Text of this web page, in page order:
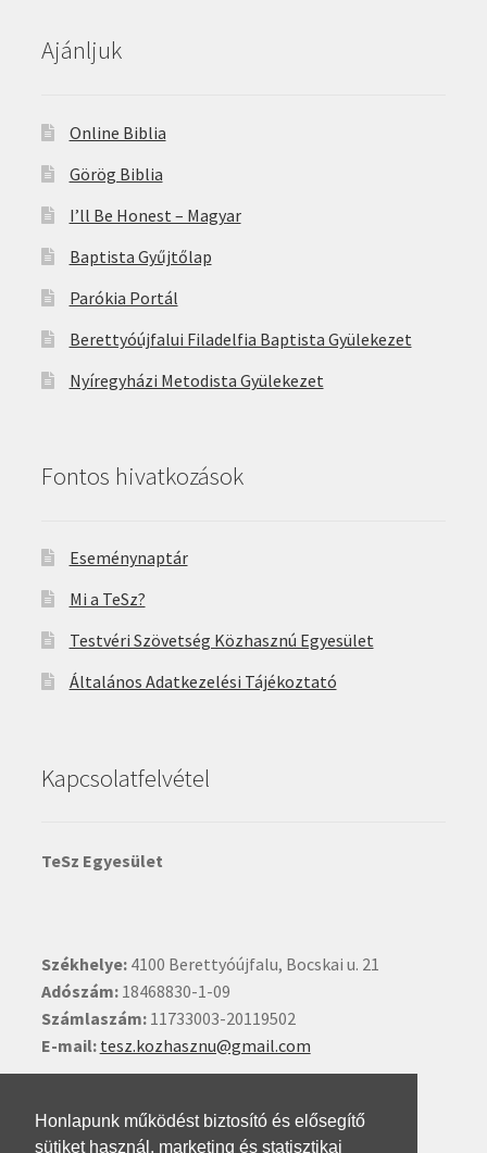
Honlapunk működést biztosító és elősegítő
sütiket használ, marketing és statisztikai
Ajánljuk
Online Biblia
Görög Biblia
I’ll Be Honest – Magyar
Baptista Gyűjtőlap
Parókia Portál
Berettyóújfalui Filadelfia Baptista Gyülekezet
Nyíregyházi Metodista Gyülekezet
Fontos hivatkozások
Eseménynaptár
Mi a TeSz?
Testvéri Szövetség Közhasznú Egyesület
Általános Adatkezelési Tájékoztató
Kapcsolatfelvétel
TeSz Egyesület
Székhelye:4100 Berettyóújfalu, Bocskai u. 21
Adószám:18468830-1-09
Számlaszám:11733003-20119502
E-mail: tesz.kozhasznu@gmail.com